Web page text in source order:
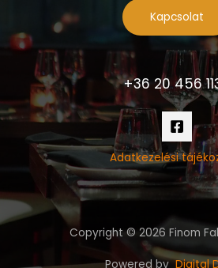
Kapcsolat
+36 20 456
Adatkezelési
Copyright © 2026 Finom
Powered byDigital